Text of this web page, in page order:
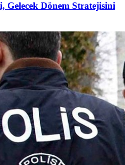
Gelecek Dönem Stratejisini